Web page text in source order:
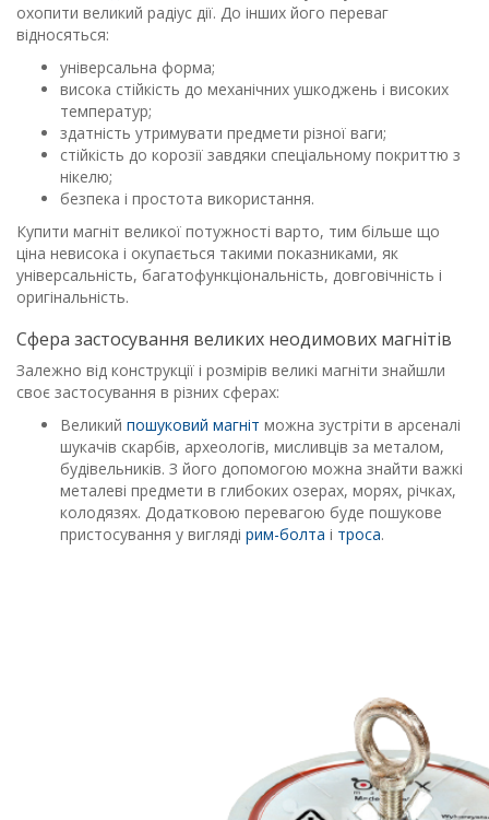
охопити великий радіус дії. До інших його переваг
відносяться:
універсальна форма;
висока стійкість до механічних ушкоджень і високих
температур;
здатність утримувати предмети різної ваги;
стійкість до корозії завдяки спеціальному покриттю з
нікелю;
безпека і простота використання.
Купити магніт великої потужності варто, тим більше що
ціна невисока і окупається такими показниками, як
універсальність, багатофункціональність, довговічність і
оригінальність.
Сфера застосування великих неодимових магнітів
Залежно від конструкції і розмірів великі магніти знайшли
своє застосування в різних сферах:
Великий пошуковий магніт можна зустріти в арсеналі
шукачів скарбів, археологів, мисливців за металом,
будівельників. З його допомогою можна знайти важкі
металеві предмети в глибоких озерах, морях, річках,
колодязях. Додатковою перевагою буде пошукове
пристосування у вигляді рим-болта і троса.